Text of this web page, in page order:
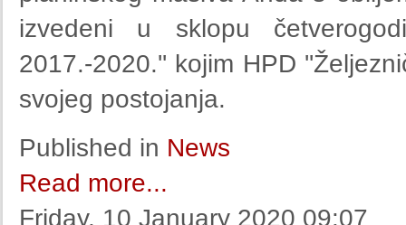
izvedeni u sklopu
2017.-2020.'' kojim HPD
svojeg postojanja.
Published in News
Read more...
Friday, 10 January 2020 09:07